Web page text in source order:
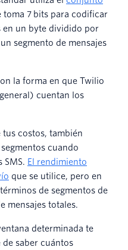
toma 7 bits para codificar
en un byte dividido por
segmento de mensajes
la forma en que Twilio
cuentan los
tus costos, también
cuando
SMS. El rendimiento
que se utilice, pero en
de segmentos de
mensajes totales.
determinada te
saber cuántos